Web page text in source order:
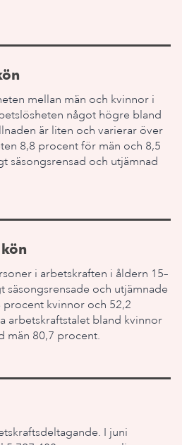
mellan män och kvinnor i
något högre bland
är liten och varierar över
8,8 procent för män och 8,5
säsongsrensad och utjämnad
i arbetskraften i åldern 15–
säsongsrensade och utjämnade
procent kvinnor och 52,2
arbetskraftstalet bland kvinnor
män 80,7 procent.
I juni